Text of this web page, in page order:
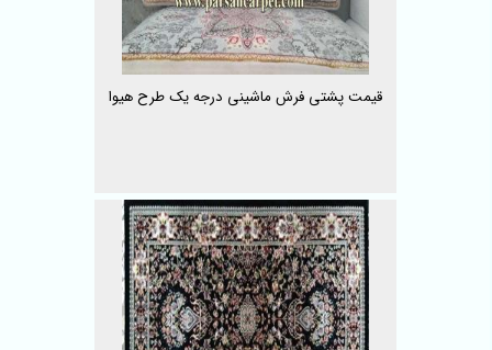
قیمت پشتی فرش ماشینی درجه یک طرح هیوا